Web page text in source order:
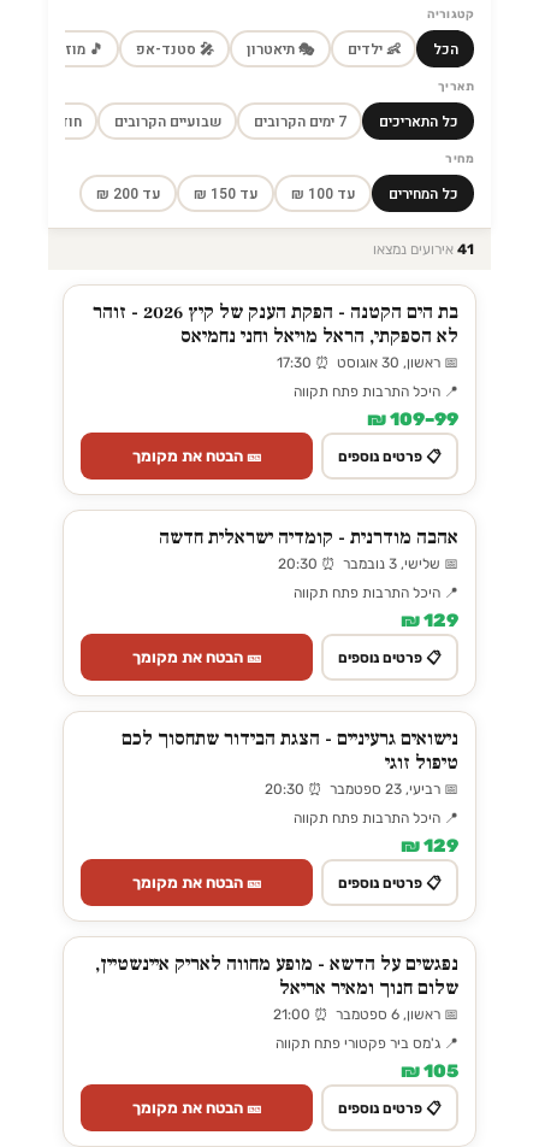
קטגוריה
הכל 👶 ילדים 🎭 תיאטרון 🎤 סטנד-אפ 🎵 מוזיקה
תאריך
כל התאריכים 7 ימים הקרובים שבועיים הקרובים חודש הקרוב
מחיר
כל המחירים עד 100 ₪ עד 150 ₪ עד 200 ₪
41 אירועים נמצאו
בת הים הקטנה - הפקת הענק של קיץ 2026 - זוהר
לא הספקתי, הראל מויאל וחני נחמיאס
📅 ראשון, 30 אוגוסט ⏰ 17:30
📍 היכל התרבות פתח תקווה
99–109 ₪
📋 פרטים נוספים 🎫 הבטח את מקומך
אהבה מודרנית - קומדיה ישראלית חדשה
📅 שלישי, 3 נובמבר ⏰ 20:30
📍 היכל התרבות פתח תקווה
129 ₪
📋 פרטים נוספים 🎫 הבטח את מקומך
נישואים גרעיניים - הצגת הבידור שתחסוך לכם
טיפול זוגי
📅 רביעי, 23 ספטמבר ⏰ 20:30
📍 היכל התרבות פתח תקווה
129 ₪
📋 פרטים נוספים 🎫 הבטח את מקומך
נפגשים על הדשא - מופע מחווה לאריק איינשטיין,
שלום חנוך ומאיר אריאל
📅 ראשון, 6 ספטמבר ⏰ 21:00
📍 ג'מס ביר פקטורי פתח תקווה
105 ₪
📋 פרטים נוספים 🎫 הבטח את מקומך